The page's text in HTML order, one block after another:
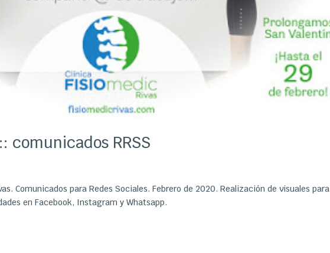
comunicados RRSS
Comunicados para Redes Sociales. Febrero de 2020. Realización de visuales para
en Facebook, Instagram y Whatsapp.